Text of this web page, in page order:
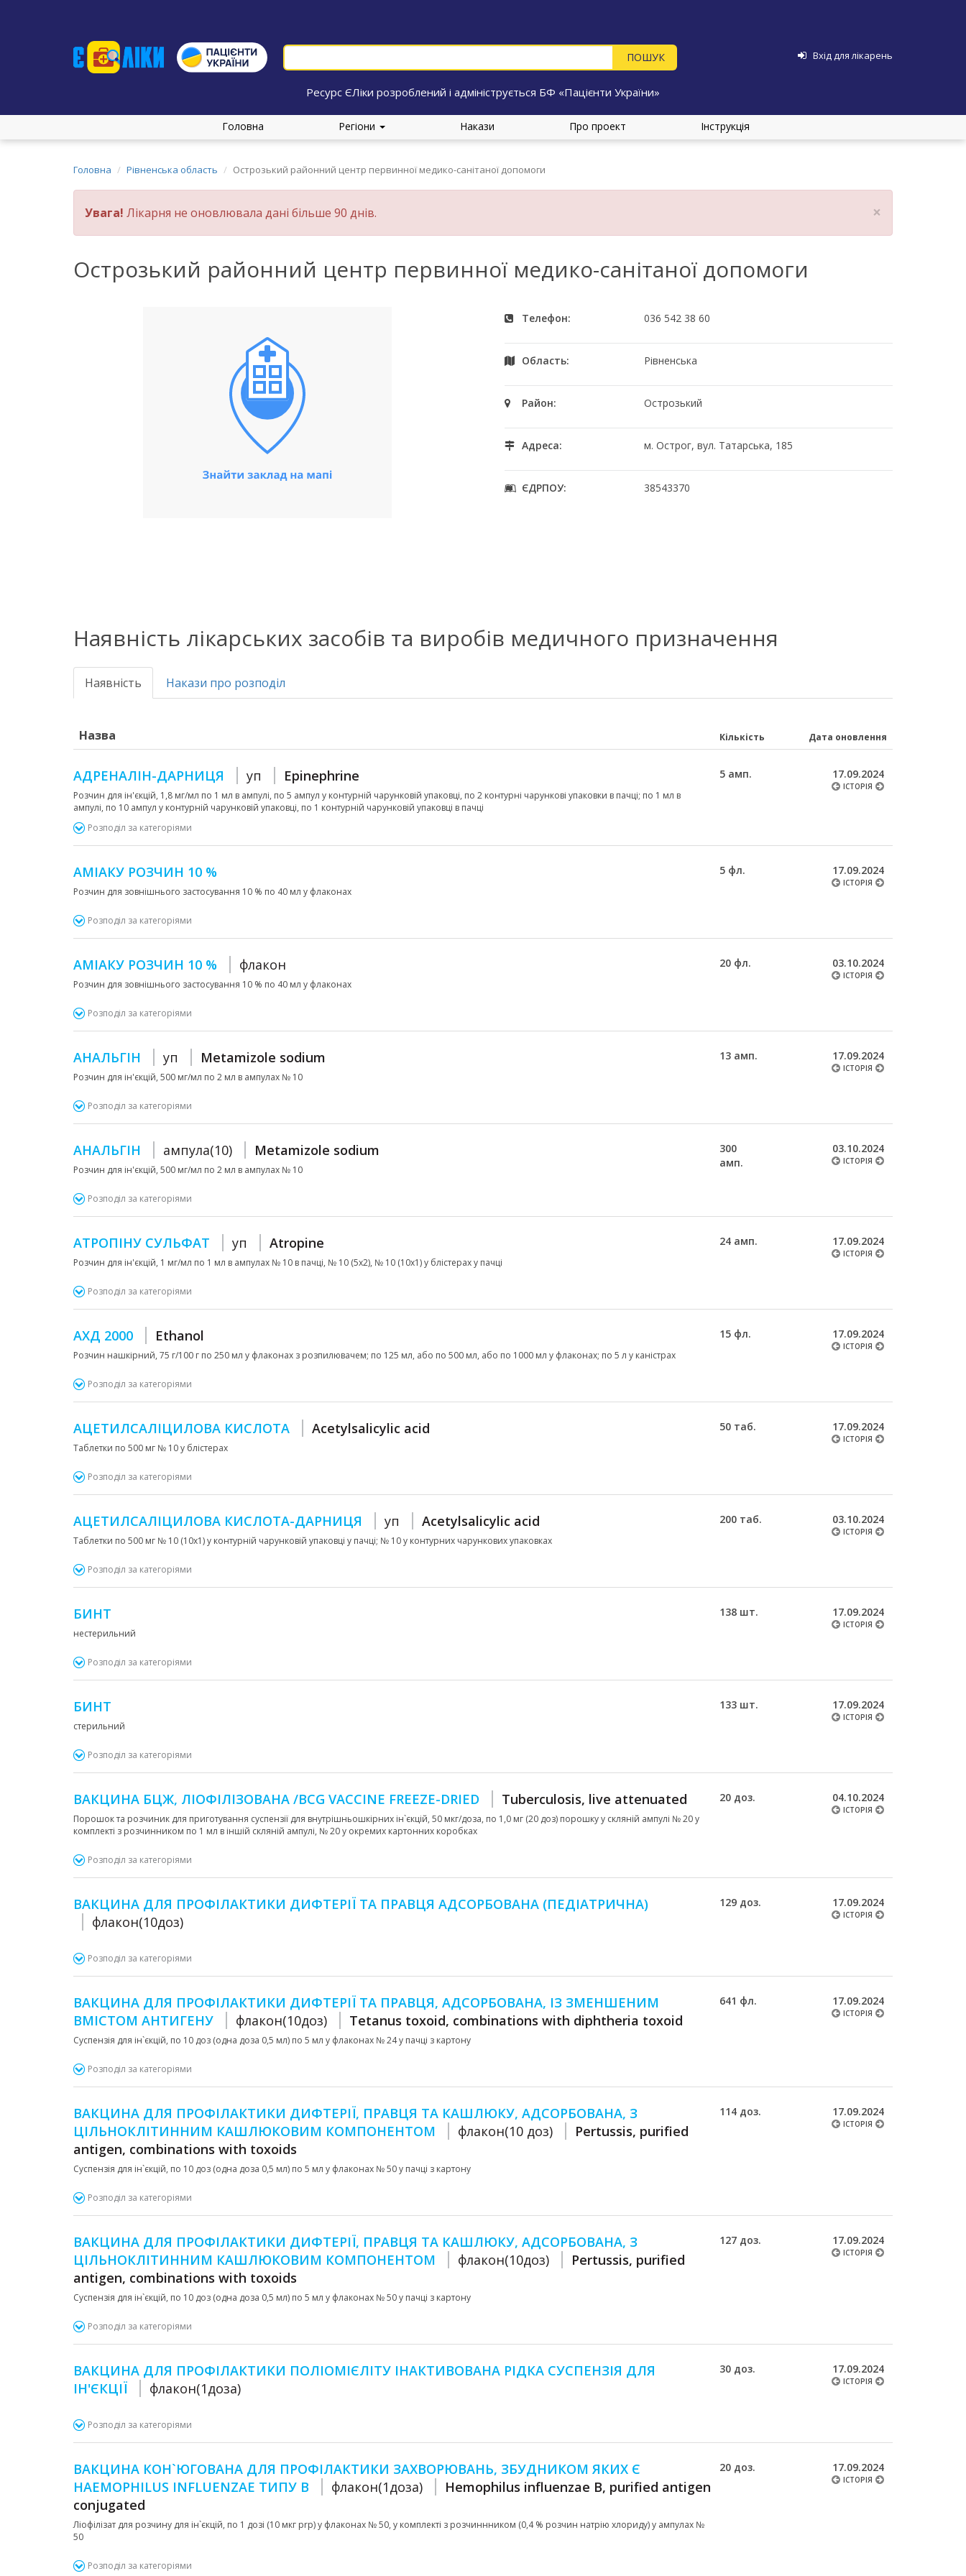
Вхід для лікарень
Ресурс ЄЛіки розроблений і адмініструється БФ «Пацієнти України»
Головна Регіони Накази Про проект Інструкція
Головна Рівненська область Острозький районний центр первинної медико-санітаної допомоги
×
Увага! Лікарня не оновлювала дані більше 90 днів.
Острозький районний центр первинної медико-санітаної допомоги
Телефон: 036 542 38 60
Область: Рівненська
Район: Острозький
Адреса: м. Острог, вул. Татарська, 185
ЄДРПОУ: 38543370
Наявність лікарських засобів та виробів медичного призначення
Наявність Накази про розподіл
Назва Кількість Дата оновлення
АДРЕНАЛІН-ДАРНИЦЯ уп Epinephrine
Розчин для ін'єкцій, 1,8 мг/мл по 1 мл в ампулі, по 5 ампул у контурній чарунковій упаковці, по 2 контурні чарункові упаковки в пачці; по 1 мл в
ампулі, по 10 ампул у контурній чарунковій упаковці, по 1 контурній чарунковій упаковці в пачці
5 амп. 17.09.2024
ІСТОРІЯ
Розподіл за категоріями
АМІАКУ РОЗЧИН 10 %
Розчин для зовнішнього застосування 10 % по 40 мл у флаконах
5 фл. 17.09.2024
ІСТОРІЯ
Розподіл за категоріями
АМІАКУ РОЗЧИН 10 % флакон
Розчин для зовнішнього застосування 10 % по 40 мл у флаконах
20 фл. 03.10.2024
ІСТОРІЯ
Розподіл за категоріями
АНАЛЬГІН уп Metamizole sodium
Розчин для ін'єкцій, 500 мг/мл по 2 мл в ампулах № 10
13 амп. 17.09.2024
ІСТОРІЯ
Розподіл за категоріями
АНАЛЬГІН ампула(10) Metamizole sodium
Розчин для ін'єкцій, 500 мг/мл по 2 мл в ампулах № 10
300
амп.
03.10.2024
ІСТОРІЯ
Розподіл за категоріями
АТРОПІНУ СУЛЬФАТ уп Atropine
Розчин для ін'єкцій, 1 мг/мл по 1 мл в ампулах № 10 в пачці, № 10 (5х2), № 10 (10х1) у блістерах у пачці
24 амп. 17.09.2024
ІСТОРІЯ
Розподіл за категоріями
АХД 2000 Ethanol
Розчин нашкірний, 75 г/100 г по 250 мл у флаконах з розпилювачем; по 125 мл, або по 500 мл, або по 1000 мл у флаконах; по 5 л у каністрах
15 фл. 17.09.2024
ІСТОРІЯ
Розподіл за категоріями
АЦЕТИЛСАЛІЦИЛОВА КИСЛОТА Acetylsalicylic acid
Таблетки по 500 мг № 10 у блістерах
50 таб. 17.09.2024
ІСТОРІЯ
Розподіл за категоріями
АЦЕТИЛСАЛІЦИЛОВА КИСЛОТА-ДАРНИЦЯ уп Acetylsalicylic acid
Таблетки по 500 мг № 10 (10х1) у контурній чарунковій упаковці у пачці; № 10 у контурних чарункових упаковках
200 таб. 03.10.2024
ІСТОРІЯ
Розподіл за категоріями
БИНТ
нестерильний
138 шт. 17.09.2024
ІСТОРІЯ
Розподіл за категоріями
БИНТ
стерильний
133 шт. 17.09.2024
ІСТОРІЯ
Розподіл за категоріями
ВАКЦИНА БЦЖ, ЛІОФІЛІЗОВАНА /BCG VACCINE FREEZE-DRIED Tuberculosis, live attenuated
Порошок та розчиник для приготування суспензії для внутрішньошкірних ін`єкцій, 50 мкг/доза, по 1,0 мг (20 доз) порошку у скляній ампулі № 20 у
комплекті з розчинником по 1 мл в іншій скляній ампулі, № 20 у окремих картонних коробках
20 доз. 04.10.2024
ІСТОРІЯ
Розподіл за категоріями
ВАКЦИНА ДЛЯ ПРОФІЛАКТИКИ ДИФТЕРІЇ ТА ПРАВЦЯ АДСОРБОВАНА (ПЕДІАТРИЧНА)
флакон(10доз)
129 доз. 17.09.2024
ІСТОРІЯ
Розподіл за категоріями
ВАКЦИНА ДЛЯ ПРОФІЛАКТИКИ ДИФТЕРІЇ ТА ПРАВЦЯ, АДСОРБОВАНА, ІЗ ЗМЕНШЕНИМ
ВМІСТОМ АНТИГЕНУ
флакон(10доз) Tetanus toxoid, combinations with diphtheria toxoid
Суспензія для ін`єкцій, по 10 доз (одна доза 0,5 мл) по 5 мл у флаконах № 24 у пачці з картону
641 фл. 17.09.2024
ІСТОРІЯ
Розподіл за категоріями
ВАКЦИНА ДЛЯ ПРОФІЛАКТИКИ ДИФТЕРІЇ, ПРАВЦЯ ТА КАШЛЮКУ, АДСОРБОВАНА, З
ЦІЛЬНОКЛІТИННИМ КАШЛЮКОВИМ КОМПОНЕНТОМ
флакон(10 доз)
Pertussis, purified
antigen, combinations with toxoids
Суспензія для ін`єкцій, по 10 доз (одна доза 0,5 мл) по 5 мл у флаконах № 50 у пачці з картону
114 доз. 17.09.2024
ІСТОРІЯ
Розподіл за категоріями
ВАКЦИНА ДЛЯ ПРОФІЛАКТИКИ ДИФТЕРІЇ, ПРАВЦЯ ТА КАШЛЮКУ, АДСОРБОВАНА, З
ЦІЛЬНОКЛІТИННИМ КАШЛЮКОВИМ КОМПОНЕНТОМ
флакон(10доз)
Pertussis, purified
antigen, combinations with toxoids
Суспензія для ін`єкцій, по 10 доз (одна доза 0,5 мл) по 5 мл у флаконах № 50 у пачці з картону
127 доз. 17.09.2024
ІСТОРІЯ
Розподіл за категоріями
ВАКЦИНА ДЛЯ ПРОФІЛАКТИКИ ПОЛІОМІЄЛІТУ ІНАКТИВОВАНА РІДКА СУСПЕНЗІЯ ДЛЯ
ІН'ЄКЦІЇ
флакон(1доза)
30 доз. 17.09.2024
ІСТОРІЯ
Розподіл за категоріями
ВАКЦИНА КОН`ЮГОВАНА ДЛЯ ПРОФІЛАКТИКИ ЗАХВОРЮВАНЬ, ЗБУДНИКОМ ЯКИХ Є
HAEMOPHILUS INFLUENZAE ТИПУ B
флакон(1доза)
Hemophilus influenzae B, purified antigen
conjugated
Ліофілізат для розчину для ін`єкцій, по 1 дозі (10 мкг prp) у флаконах № 50, у комплекті з розчиннником (0,4 % розчин натрію хлориду) у ампулах №
50
20 доз. 17.09.2024
ІСТОРІЯ
Розподіл за категоріями